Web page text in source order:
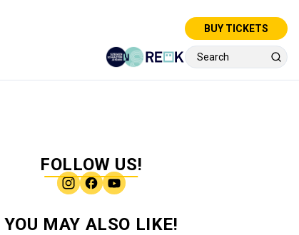
BUY TICKETS
FOLLOW US!
YOU MAY ALSO LIKE!